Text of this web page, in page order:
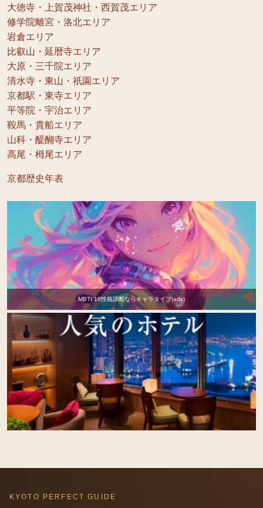
大徳寺・上賀茂神社・西賀茂エリア
修学院離宮・洛北エリア
岩倉エリア
比叡山・延暦寺エリア
大原・三千院エリア
清水寺・東山・祇園エリア
京都駅・東寺エリア
平等院・宇治エリア
鞍馬・貴船エリア
山科・醍醐寺エリア
高尾・栂尾エリア
京都歴史年表
MBTI 16性格診断ならキャラタイプ(ads)
KYOTO PERFECT GUIDE